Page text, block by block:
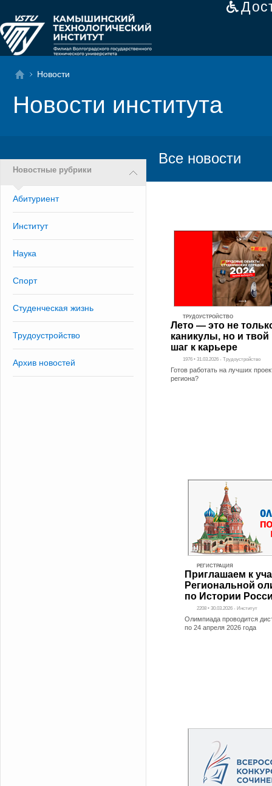
Новости
Новости института
Новостные рубрики
Абитуриент
Институт
Наука
Спорт
Студенческая жизнь
Трудоустройство
Архив новостей
Все новости
ТРУДОУСТРОЙСТВО
Лето — это не
каникулы, но и
шаг к карьере
1976 • 31.03.2026 - Трудоустройство
Готов работать на лучших
региона?
РЕГИСТРАЦИЯ
Приглашаем к
Региональной
по Истории
2208 • 30.03.2026 - Институт
Олимпиада проводится
по 24 апреля 2026 года